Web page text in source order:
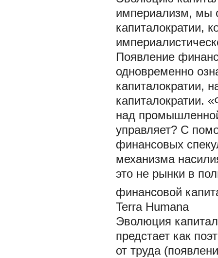
империализм, мы
капиталократии,
Появление
одновременно
капиталократии,
капиталократии.
над
управляет? С
финансовых
механизма
это не рынки в
финансовой
Terra Humana
Эволюция
предстает как
от труда